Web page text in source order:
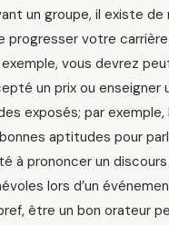
un groupe, il existe
progresser votre
exemple, vous devrez
un prix ou enseigner
exposés; par
aptitudes pour
à prononcer un
lors d’un
être un bon orateur